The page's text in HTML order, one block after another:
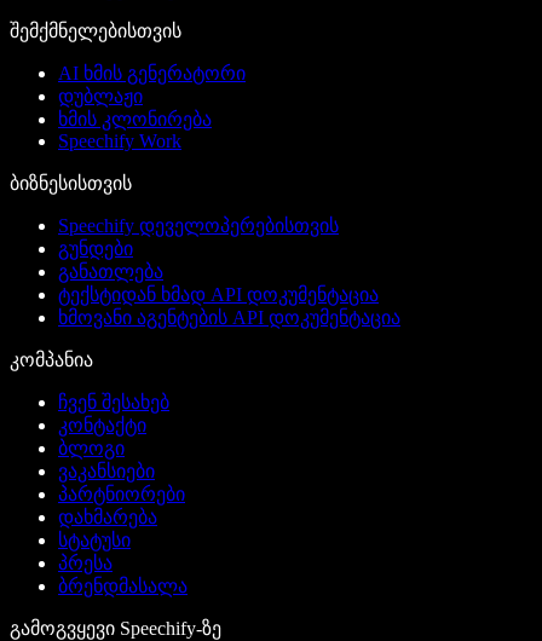
შემქმნელებისთვის
AI ხმის გენერატორი
დუბლაჟი
ხმის კლონირება
Speechify Work
ბიზნესისთვის
Speechify დეველოპერებისთვის
გუნდები
განათლება
ტექსტიდან ხმად API დოკუმენტაცია
ხმოვანი აგენტების API დოკუმენტაცია
კომპანია
ჩვენ შესახებ
კონტაქტი
ბლოგი
ვაკანსიები
პარტნიორები
დახმარება
სტატუსი
პრესა
ბრენდმასალა
გამოგვყევი Speechify-ზე